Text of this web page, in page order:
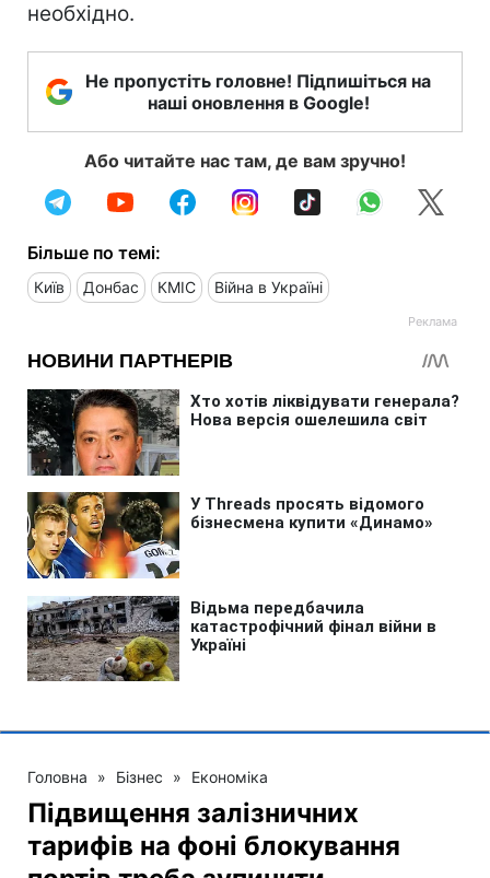
необхідно.
Не пропустіть головне! Підпишіться на
наші оновлення в Google!
Або читайте нас там, де вам зручно!
Більше по темі:
Київ Донбас КМІС Війна в Україні
Головна » Бізнес » Економіка
Підвищення залізничних
тарифів на фоні блокування